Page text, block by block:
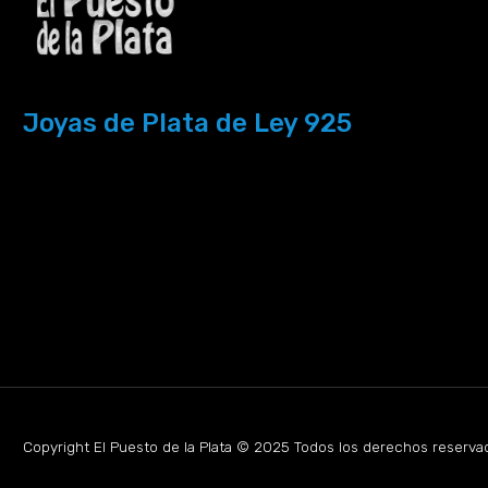
Joyas de Plata de Ley 925
Copyright El Puesto de la Plata © 2025 Todos los derechos